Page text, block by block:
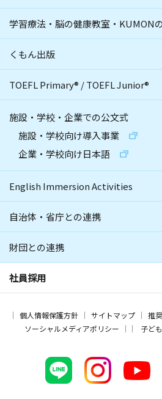
学習療法・脳の健康教室・KUMON
くもん出版
TOEFL Primary® /TOEFL Junior®
施設・学校・企業での公文式
施設・学校向け導入事業
企業・学校向け日本語
English Immersion Activities
自治体・省庁との連携
財団との連携
社員採用
個人情報保護方針 サイトマップ 推
ソーシャルメディアポリシー
子ど